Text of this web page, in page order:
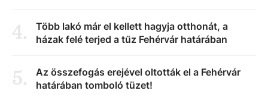
4.
Több lakó már el kellett hagyja otthonát, a
házak felé terjed a tűz Fehérvár határában
5.
Az összefogás erejével oltották el a Fehérvár
határában tomboló tüzet!